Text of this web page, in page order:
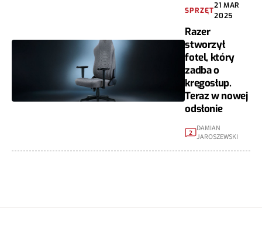
SPRZĘT
21 MAR
2025
Razer
stworzył
fotel, który
zadba o
kręgosłup.
Teraz w nowej
odsłonie
2
DAMIAN
JAROSZEWSKI